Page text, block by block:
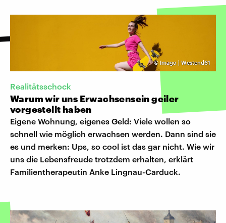
© Imago | Westend61
Realitätsschock
Warum wir uns Erwachsensein geiler
vorgestellt haben
Eigene Wohnung, eigenes Geld: Viele wollen so
schnell wie möglich erwachsen werden. Dann sind sie
es und merken: Ups, so cool ist das gar nicht. Wie wir
uns die Lebensfreude trotzdem erhalten, erklärt
Familientherapeutin Anke Lingnau-Carduck.